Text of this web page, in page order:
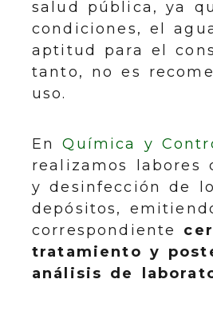
salud pública, ya
condiciones, el
aptitud para el
tanto, no es
uso.
EnQuímica y
realizamos labores
y desinfección de
depósitos,
correspondiente
tratamiento y
análisis de